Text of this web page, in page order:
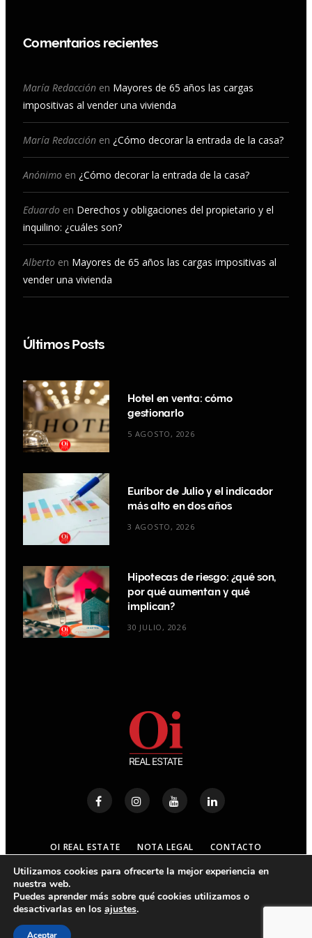
b
o
o
s
a
g
r
m
u
b
e
e
I
Comentarios recientes
María Redacción en Mayores de 65 años las cargas
impositivas al vender una vivienda
María Redacción en ¿Cómo decorar la entrada de la casa?
Anónimo en ¿Cómo decorar la entrada de la casa?
Eduardo en Derechos y obligaciones del propietario y el
inquilino: ¿cuáles son?
Alberto en Mayores de 65 años las cargas impositivas al
vender una vivienda
Últimos Posts
Hotel en venta: cómo
gestionarlo
5 AGOSTO, 2026
Euríbor de Julio y el indicador
más alto en dos años
3 AGOSTO, 2026
Hipotecas de riesgo: ¿qué son,
por qué aumentan y qué
implican?
30 JULIO, 2026
OI REAL ESTATE NOTA LEGAL CONTACTO
© 2023 OI REAL ESTATE - ALL RIGHTS RESERVED
Utilizamos cookies para ofrecerte la mejor experiencia en
nuestra web.
Puedes aprender más sobre qué cookies utilizamos o
desactivarlas en los ajustes.
Aceptar